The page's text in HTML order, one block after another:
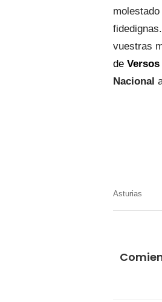
vuestras
de
Nacional
Asturias